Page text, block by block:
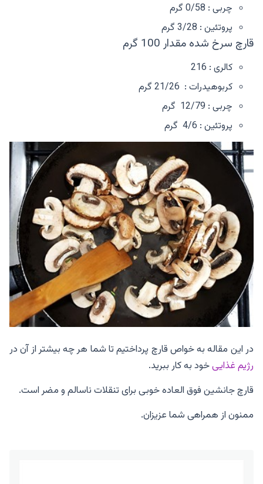
چربی : 0/58 گرم
پروتئین : 3/28 گرم
قارچ سرخ شده مقدار 100 گرم
کالری : 216
کربوهیدرات : 21/26 گرم
چربی : 12/79 گرم
پروتئین : 4/6 گرم
در این مقاله به خواص قارچ پرداختیم تا شما هر چه بیشتر از آن در
رژیم غذاییخود به کار ببرید.
قارچ جانشین فوق العاده خوبی برای تنقلات ناسالم و مضر است.
ممنون از همراهی شما عزیزان.